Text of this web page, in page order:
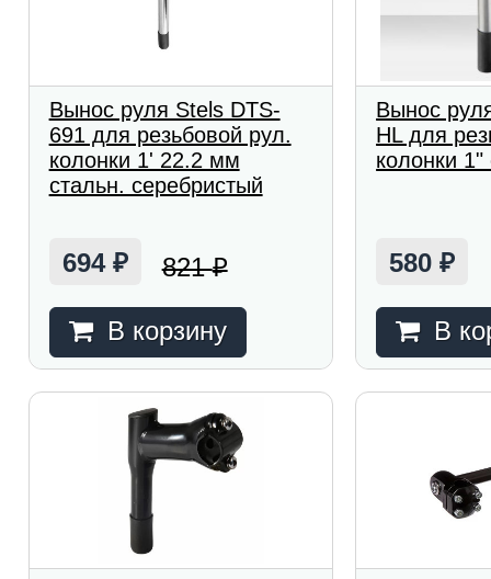
Вынос руля Stels DTS-
691 для резьбовой рул.
колонки 1' 22.2 мм
стальн. серебристый
694 ₽ 821₽
В корзину
Вынос
HL для
колонки 1"
580₽
В